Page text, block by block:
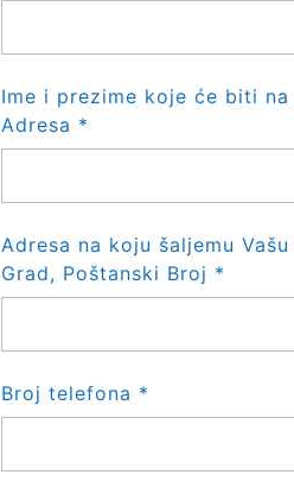
Ime i prezime koje će biti
Adresa *
Adresa na koju šaljemu
Grad, Poštanski Broj *
Broj telefona *